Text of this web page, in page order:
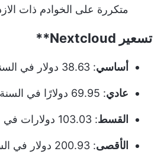
متكررة على الخوادم ذات
تسعير Nextcloud**
أساسي: 38.63 دولار في السنة لكل مستخدم
عادي: 69.95 دولارًا في السنة لكل مستخدم
القسط: 103.03 دولارات في السنة لكل مستخدم
الأقصى: 200.93 دولار في السنة لكل مستخدم